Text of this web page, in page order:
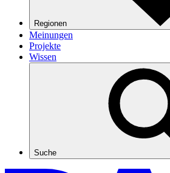
Regionen
Meinungen
Projekte
Wissen
Suche